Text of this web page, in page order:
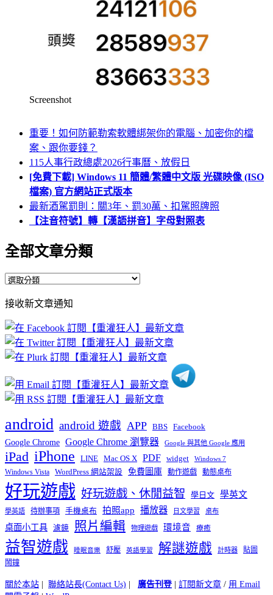
Screenshot
重要！如何防範勒索軟體綁架你的電腦、加密你的檔
案、跟你要錢？
115人事行政總處2026行事曆、放假日
[免費下載] Windows 11 簡體/繁體中文版 光碟映像 (ISO
檔案) 官方網站正式版本
最新酒駕罰則：關3年、罰30萬、扣駕照牌照
【注音符號】轉【漢語拼音】字母對照表
全部文章分類
全
文
章
分
類
接收新文章通知
android android 遊戲 APP BBS Facebook
Google Chrome Google Chrome 瀏覽器 Google 與其他 Google 應用
iPad iPhone LINE Mac OS X PDF widget Windows 7
Windows Vista WordPress 網站架設 免費圖庫 動作遊戲 動態桌布
好玩遊戲 好玩遊戲、休閒益智 學日文 學英文
學英語 待辦事項 手機桌布 拍照app 播放器 日文學習 桌布
桌面小工具 濾鏡 照片編輯 物理遊戲 環境音 療癒
益智遊戲 睡眠音樂 舒壓 英語學習 解謎遊戲 計時器
貼圖
鬧鐘
關於本站 | 聯絡站長(Contact Us) | 廣告刊登| 訂閱新文章 / 用 Email